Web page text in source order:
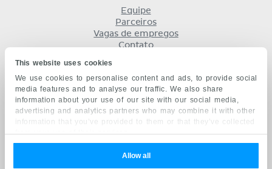
This website uses cookies
We use cookies to personalise content and ads, to provide social
media features and to analyse our traffic. We also share
information about your use of our site with our social media,
advertising and analytics partners who may combine it with other
information that you’ve provided to them or that they’ve collected
from your use of their services.
Allow all
Equipe
Parceiros
Vagas de empregos
Contato
Privacidade
KENHUB EM...
English